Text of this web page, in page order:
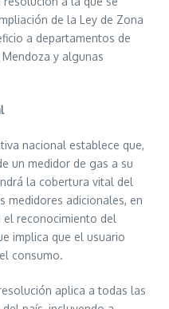
de la Ley de Zona
a departamentos de
Mendoza y algunas
nacional establece que,
un medidor de gas a su
la cobertura vital del
medidores adicionales, en
el reconocimiento del
implica que el usuario
consumo.
aplica a todas las